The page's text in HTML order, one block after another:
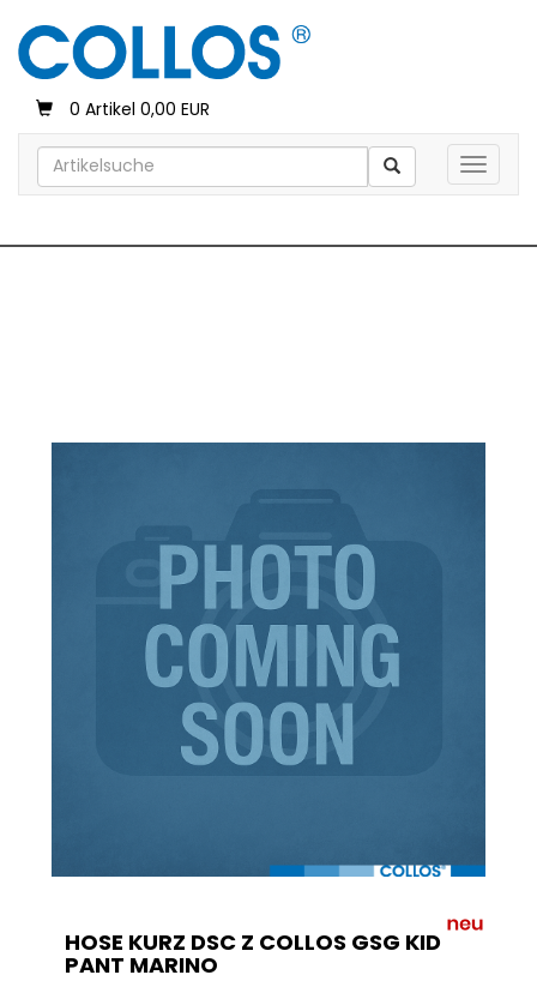
0 Artikel 0,00 EUR
Toggle
HOSE KURZ DSC Z COLLOS GSG KID
PANT MARINO